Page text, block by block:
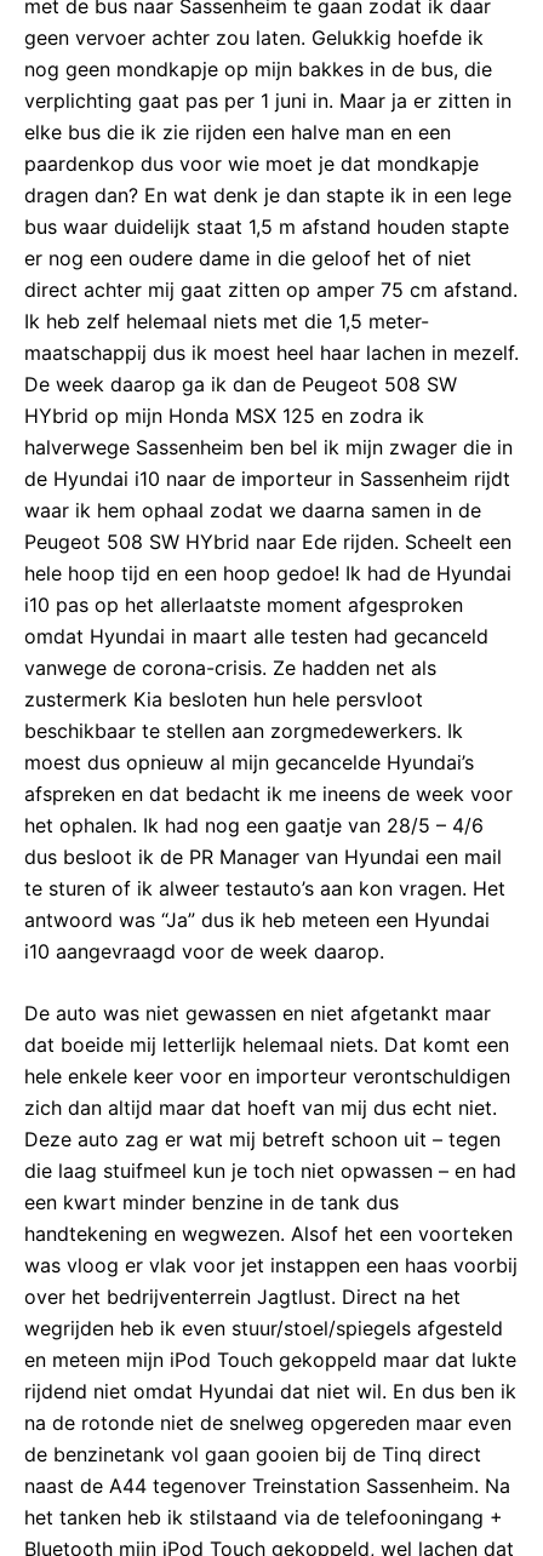
met de bus naar Sassenheim te gaan zodat ik daar
geen vervoer achter zou laten. Gelukkig hoefde ik
nog geen mondkapje op mijn bakkes in de bus, die
verplichting gaat pas per 1 juni in. Maar ja er zitten in
elke bus die ik zie rijden een halve man en een
paardenkop dus voor wie moet je dat mondkapje
dragen dan? En wat denk je dan stapte ik in een lege
bus waar duidelijk staat 1,5 m afstand houden stapte
er nog een oudere dame in die geloof het of niet
direct achter mij gaat zitten op amper 75 cm afstand.
Ik heb zelf helemaal niets met die 1,5 meter-
maatschappij dus ik moest heel haar lachen in mezelf.
De week daarop ga ik dan de Peugeot 508 SW
HYbrid op mijn Honda MSX 125 en zodra ik
halverwege Sassenheim ben bel ik mijn zwager die in
de Hyundai i10 naar de importeur in Sassenheim rijdt
waar ik hem ophaal zodat we daarna samen in de
Peugeot 508 SW HYbrid naar Ede rijden. Scheelt een
hele hoop tijd en een hoop gedoe! Ik had de Hyundai
i10 pas op het allerlaatste moment afgesproken
omdat Hyundai in maart alle testen had gecanceld
vanwege de corona-crisis. Ze hadden net als
zustermerk Kia besloten hun hele persvloot
beschikbaar te stellen aan zorgmedewerkers. Ik
moest dus opnieuw al mijn gecancelde Hyundai’s
afspreken en dat bedacht ik me ineens de week voor
het ophalen. Ik had nog een gaatje van 28/5 – 4/6
dus besloot ik de PR Manager van Hyundai een mail
te sturen of ik alweer testauto’s aan kon vragen. Het
antwoord was “Ja” dus ik heb meteen een Hyundai
i10 aangevraagd voor de week daarop.
De auto was niet gewassen en niet afgetankt maar
dat boeide mij letterlijk helemaal niets. Dat komt een
hele enkele keer voor en importeur verontschuldigen
zich dan altijd maar dat hoeft van mij dus echt niet.
Deze auto zag er wat mij betreft schoon uit – tegen
die laag stuifmeel kun je toch niet opwassen – en had
een kwart minder benzine in de tank dus
handtekening en wegwezen. Alsof het een voorteken
was vloog er vlak voor jet instappen een haas voorbij
over het bedrijventerrein Jagtlust. Direct na het
wegrijden heb ik even stuur/stoel/spiegels afgesteld
en meteen mijn iPod Touch gekoppeld maar dat lukte
rijdend niet omdat Hyundai dat niet wil. En dus ben ik
na de rotonde niet de snelweg opgereden maar even
de benzinetank vol gaan gooien bij de Tinq direct
naast de A44 tegenover Treinstation Sassenheim. Na
het tanken heb ik stilstaand via de telefooningang +
Bluetooth mijn iPod Touch gekoppeld, wel lachen dat